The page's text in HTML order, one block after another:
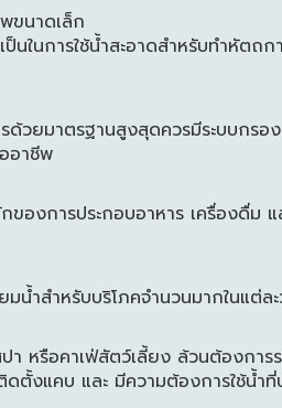
ขนาดเล็ก
นในการใช้น้ำสะอาดสำหรับทำหัต
ด้วยมาตรฐานสูงสุดควรมีระบบกรอ
อาชีพ
กของการประกอบอาหาร เครื่องดื่
น้ำสำหรับบริโภคจำนวนมากในแต่
า หรือคาเฟ่สัตว์เลี้ยง ล้วนต้องกา
ดตั้งแคบ และ มีความต้องการใช้น้ำ